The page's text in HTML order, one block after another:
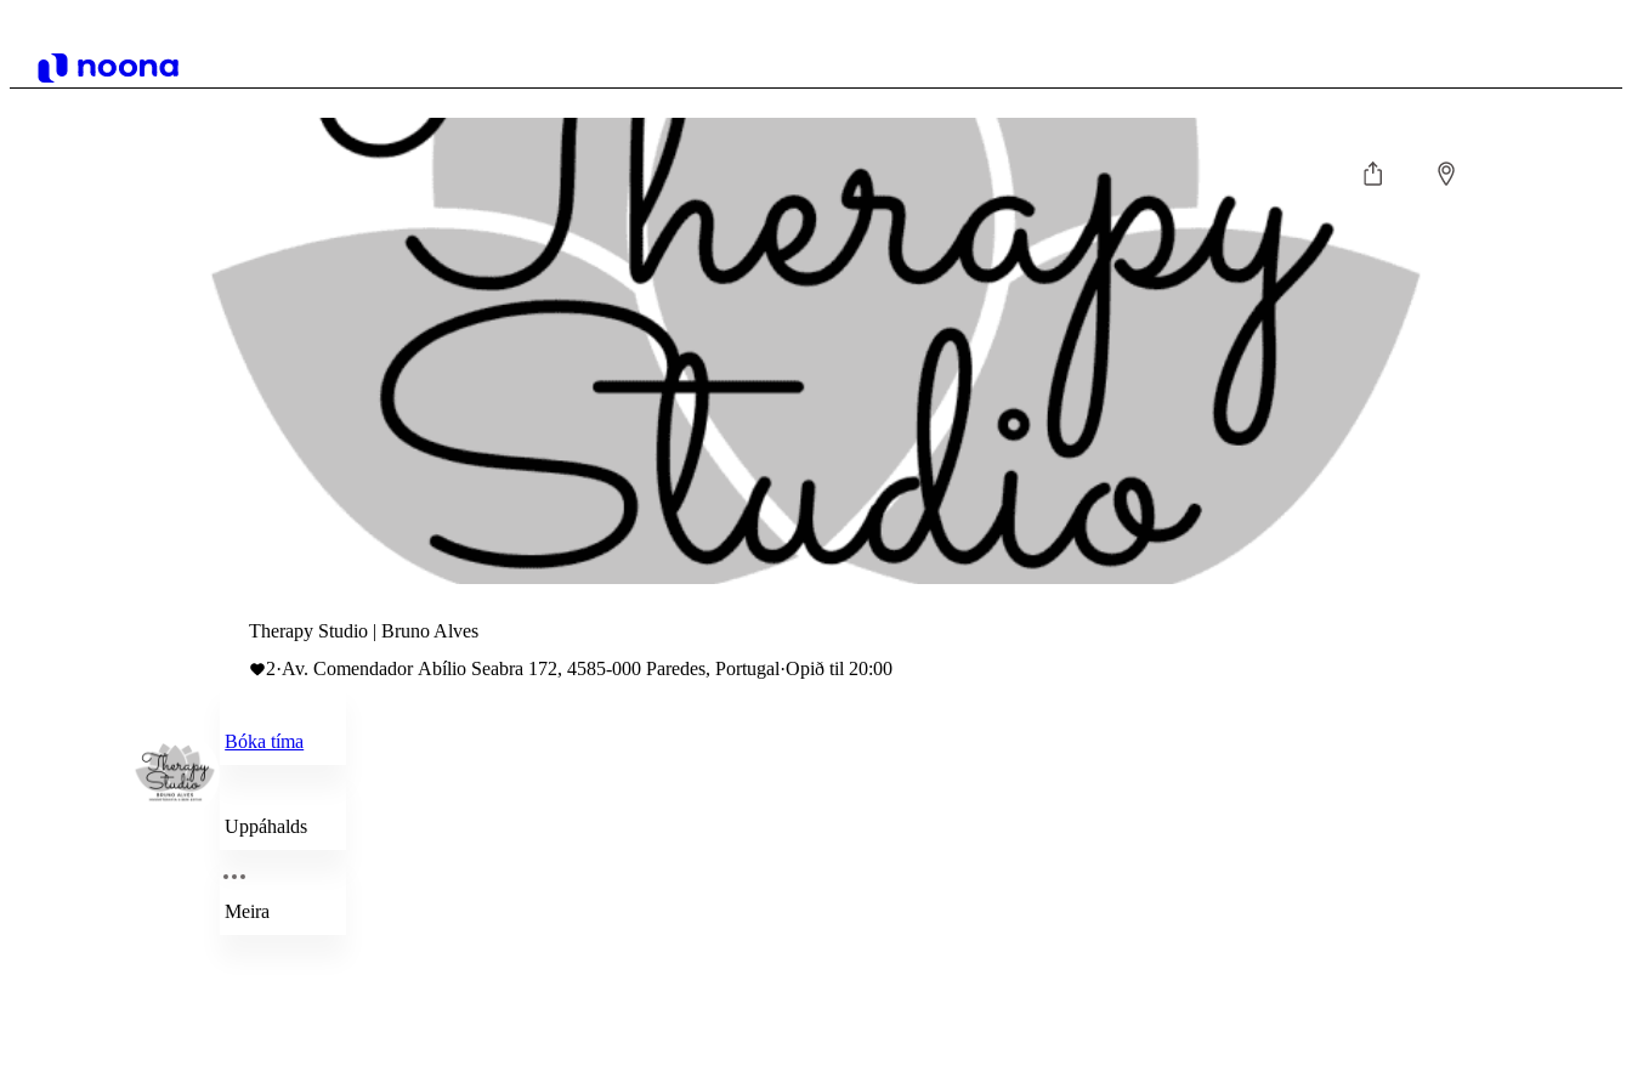
Therapy Studio | Bruno Alves
2·Av. Comendador Abílio Seabra 172, 4585-000 Paredes, Portugal·Opið til 20:00
Bóka tíma
Uppáhalds
Meira